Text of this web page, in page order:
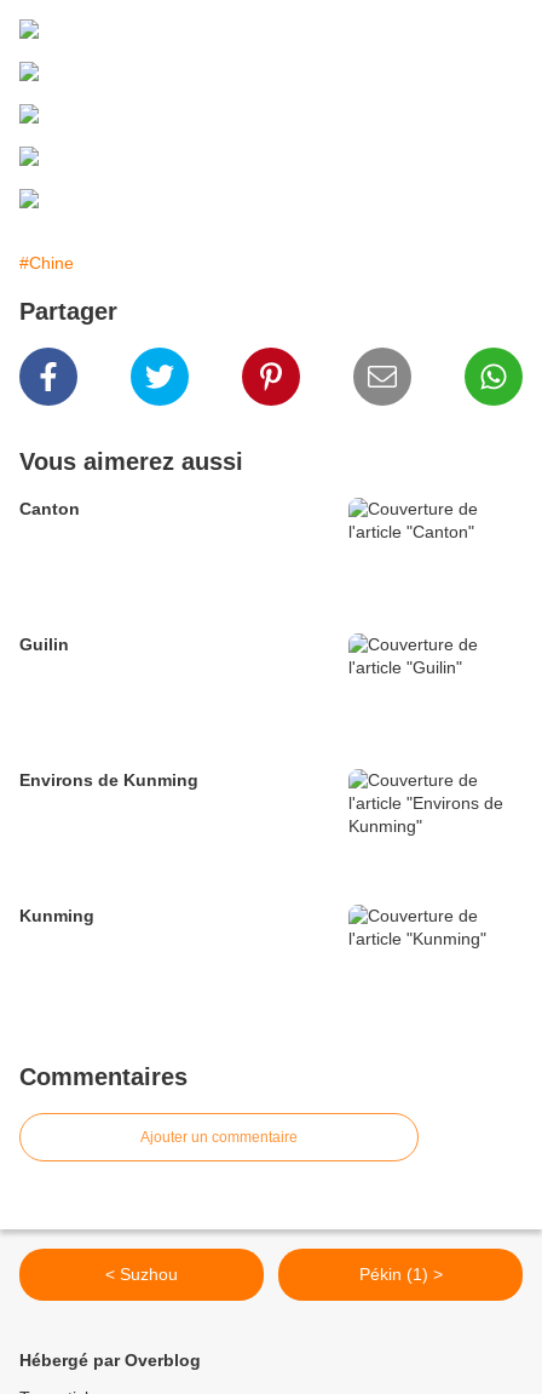
#Chine
Partager
Vous aimerez aussi
Canton
Guilin
Environs de Kunming
Kunming
Commentaires
Ajouter un commentaire
< Suzhou Pékin (1) >
Hébergé par Overblog